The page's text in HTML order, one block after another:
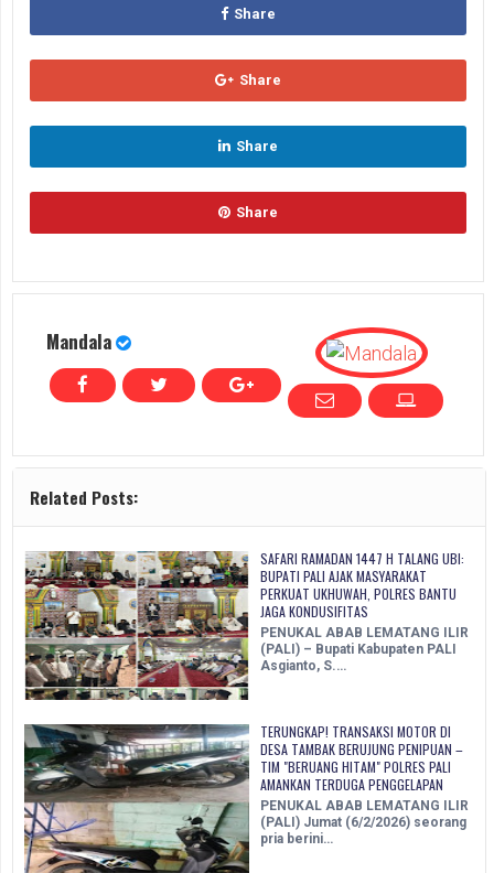
Share
Share
Share
Share
Mandala
Related Posts:
SAFARI RAMADAN 1447 H TALANG UBI:
BUPATI PALI AJAK MASYARAKAT
PERKUAT UKHUWAH, POLRES BANTU
JAGA KONDUSIFITAS
PENUKAL ABAB LEMATANG ILIR
(PALI) – Bupati Kabupaten PALI
Asgianto, S.…
TERUNGKAP! TRANSAKSI MOTOR DI
DESA TAMBAK BERUJUNG PENIPUAN –
TIM "BERUANG HITAM" POLRES PALI
AMANKAN TERDUGA PENGGELAPAN
PENUKAL ABAB LEMATANG ILIR
(PALI) Jumat (6/2/2026) seorang
pria berini…